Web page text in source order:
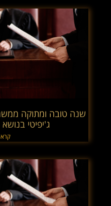
שנה טובה ומתוקה
ג'יפיטי
קרא